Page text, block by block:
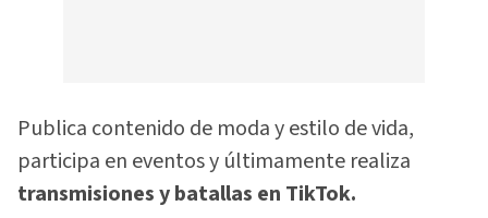
Publica contenido de moda y estilo de vida,
participa en eventos y últimamente realiza
transmisiones y batallas en TikTok.